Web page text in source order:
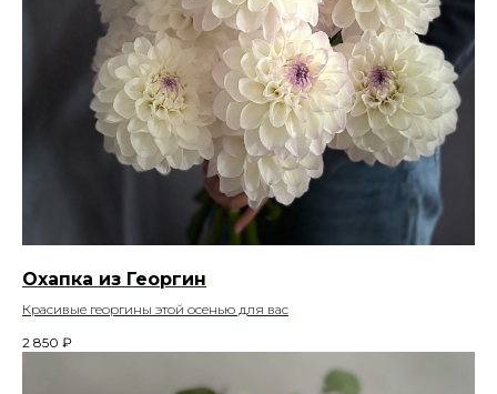
Охапка из Георгин
Красивые георгины этой осенью для вас
2 850 ₽